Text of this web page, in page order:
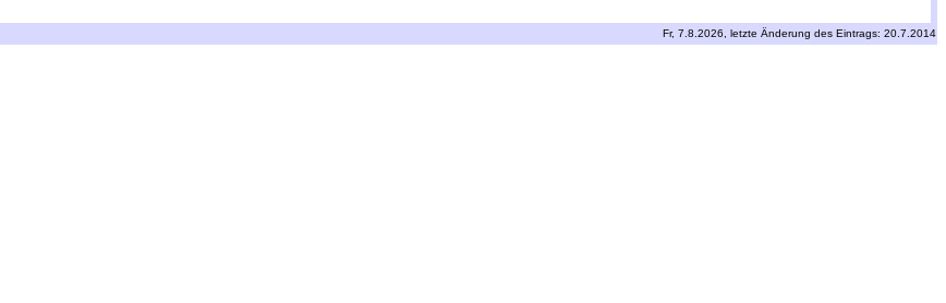
Fr, 7.8.2026, letzte Änderung des Eintrags: 20.7.2014